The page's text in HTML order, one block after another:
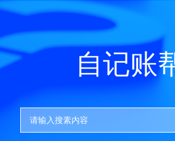
自记账